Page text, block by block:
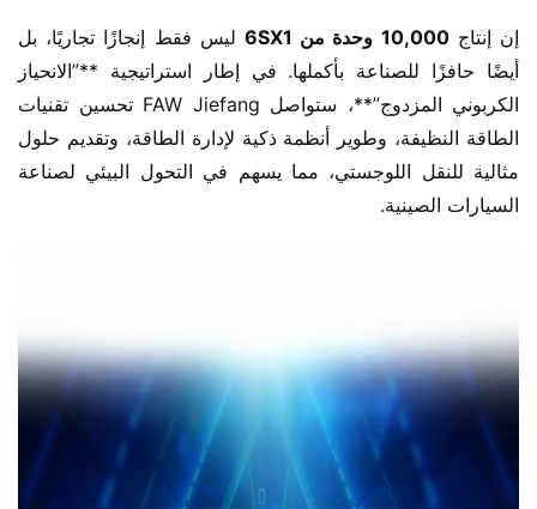
إن إنتاج ​10,000 وحدة من 6SX1
السيارات الصينية.